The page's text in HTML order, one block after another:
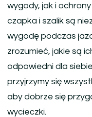
wygody, jak i
czapka i szalik są
wygodę podczas
zrozumieć, jakie są
odpowiedni dla
przyjrzymy się
aby dobrze się
wycieczki.